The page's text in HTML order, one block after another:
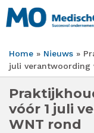
Overslaan
en
inhoud
gaan
Kruimelpad
Home Nieuws
juli verantwoording
vóór 1 juli
WNT rond